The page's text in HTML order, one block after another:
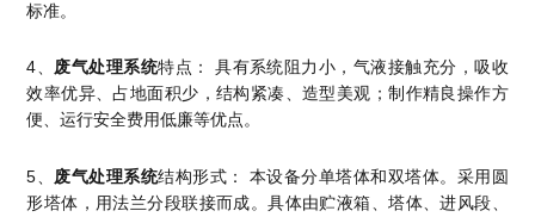
标准。
4、 废气处理系统特点： 具有系统阻力小，气液接触充分，吸收
效率优异、占地面积少，结构紧凑、造型美观；制作精良操作方
便、运行安全费用低廉等优点。
5、 废气处理系统结构形式： 本设备分单塔体和双塔体。采用圆
形塔体，用法兰分段联接而成。具体由贮液箱、塔体、进风段、